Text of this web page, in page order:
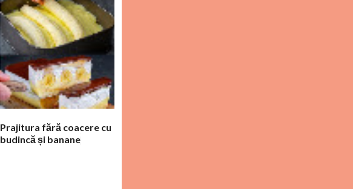
Prajitura fără coacere cu
budincă și banane